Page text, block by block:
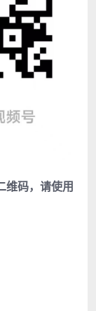
维码，请使用